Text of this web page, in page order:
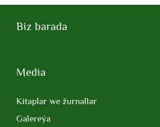
Biz barada
Media
Kitaplar we žurnallar
Galereýa